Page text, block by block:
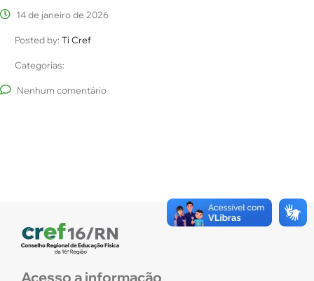
14 de janeiro de 2026
Posted by: Ti Cref
Categorias:
Nenhum comentário
Acesso a informação